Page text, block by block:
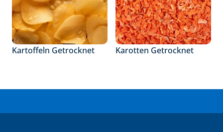
Kartoffeln Getrocknet Karotten Getrocknet